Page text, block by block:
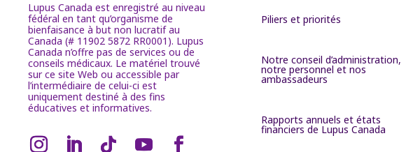
Lupus Canada est enregistré au niveau
fédéral en tant qu’organisme de
bienfaisance à but non lucratif au
Canada (# 11902 5872 RR0001). Lupus
Canada n’offre pas de services ou de
conseils médicaux. Le matériel trouvé
sur ce site Web ou accessible par
l’intermédiaire de celui-ci est
uniquement destiné à des fins
éducatives et informatives.
Piliers et priorités
Notre conseil d’administration,
notre personnel et nos
ambassadeurs
Rapports annuels et états
financiers de Lupus Canada